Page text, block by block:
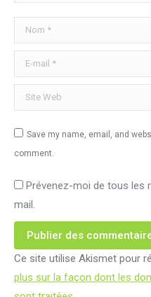
Nom *
E-mail *
Site Web
Save my name, email, and
comment.
Prévenez-moi de tous les
mail.
Publier des
Ce site utilise Akismet pour
plus sur la façon dont les